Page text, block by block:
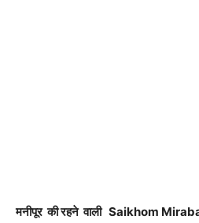
मनीपूर की रहने वाली Saikhom